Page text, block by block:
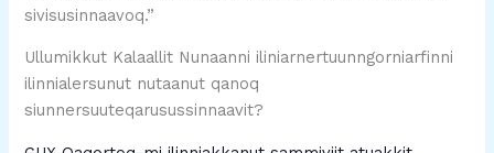
sivisusinnaavoq.”
Ullumikkut Kalaallit Nunaanni iliniarnertuunngorniarfinni
ilinnialersunut nutaanut qanoq
siunnersuuteqarusussinnaavit?